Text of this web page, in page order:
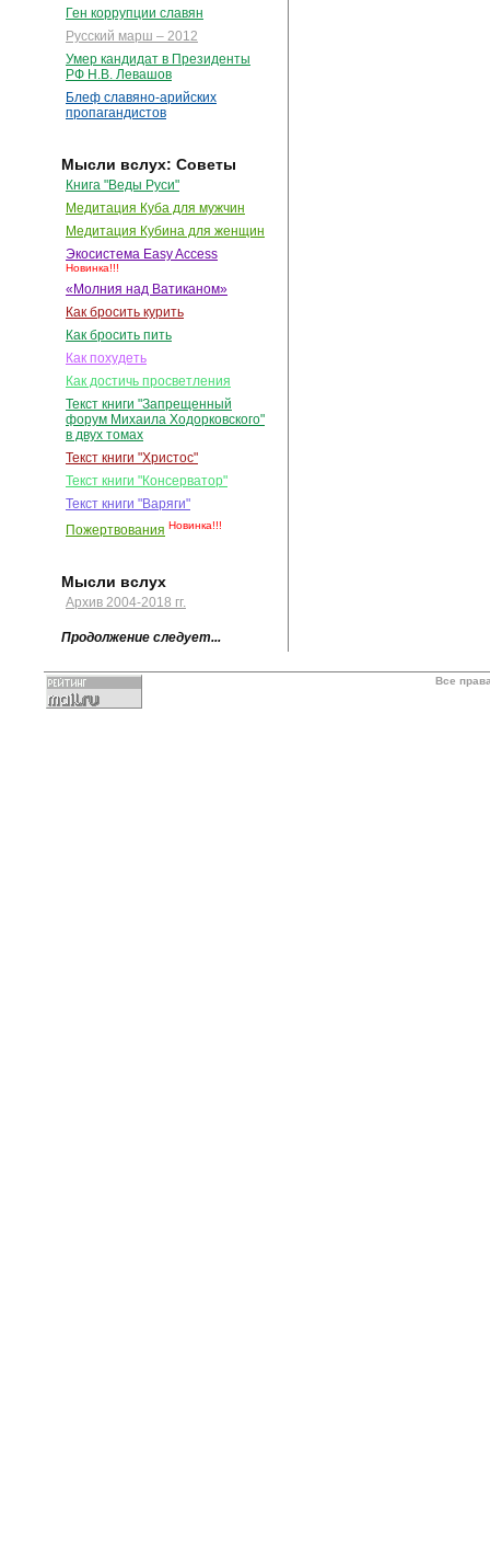
Ген коррупции славян
Русский марш – 2012
Умер кандидат в Президенты
РФ Н.В. Левашов
Блеф славяно-арийских
пропагандистов
Мысли вслух: Советы
Книга "Веды Руси"
Медитация Куба для мужчин
Медитация Кубина для женщин
Экосистема Easy Access
Новинка!!!
«Молния над Ватиканом»
Как бросить курить
Как бросить пить
Как похудеть
Как достичь просветления
Текст книги "Запрещенный
форум Михаила Ходорковского"
в двух томах
Текст книги "Христос"
Текст книги "Консерватор"
Текст книги "Варяги"
Пожертвования Новинка!!!
Мысли вслух
Архив 2004-2018 гг.
Продолжение следует...
Все